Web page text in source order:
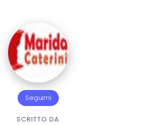
Seguimi
SCRITTO DA